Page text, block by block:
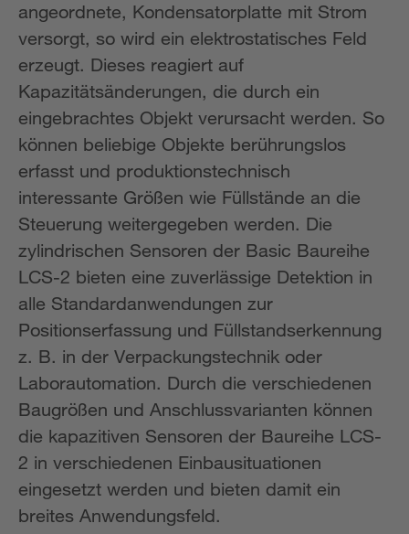
angeordnete, Kondensatorplatte mit Strom
versorgt, so wird ein elektrostatisches Feld
erzeugt. Dieses reagiert auf
Kapazitätsänderungen, die durch ein
eingebrachtes Objekt verursacht werden. So
können beliebige Objekte berührungslos
erfasst und produktionstechnisch
interessante Größen wie Füllstände an die
Steuerung weitergegeben werden. Die
zylindrischen Sensoren der Basic Baureihe
LCS-2 bieten eine zuverlässige Detektion in
alle Standardanwendungen zur
Positionserfassung und Füllstandserkennung
z. B. in der Verpackungstechnik oder
Laborautomation. Durch die verschiedenen
Baugrößen und Anschlussvarianten können
die kapazitiven Sensoren der Baureihe LCS-
2 in verschiedenen Einbausituationen
eingesetzt werden und bieten damit ein
breites Anwendungsfeld.